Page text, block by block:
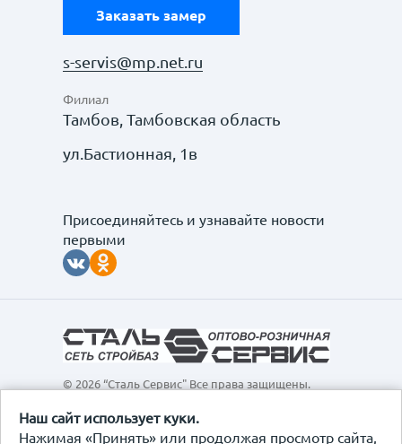
Наш сайт использует куки.
Нажимая «Принять» или продолжая просмотр сайта,
Заказать замер
s-servis@mp.net.ru
Филиал
Тамбов, Тамбовская область
ул.Бастионная, 1в
Присоединяйтесь и узнавайте новости
первыми
© 2026 “Сталь Сервис" Все права защищены.
интернет-сайт, а также вся информация о товарах и
ценах, предоставленная на нём, носит